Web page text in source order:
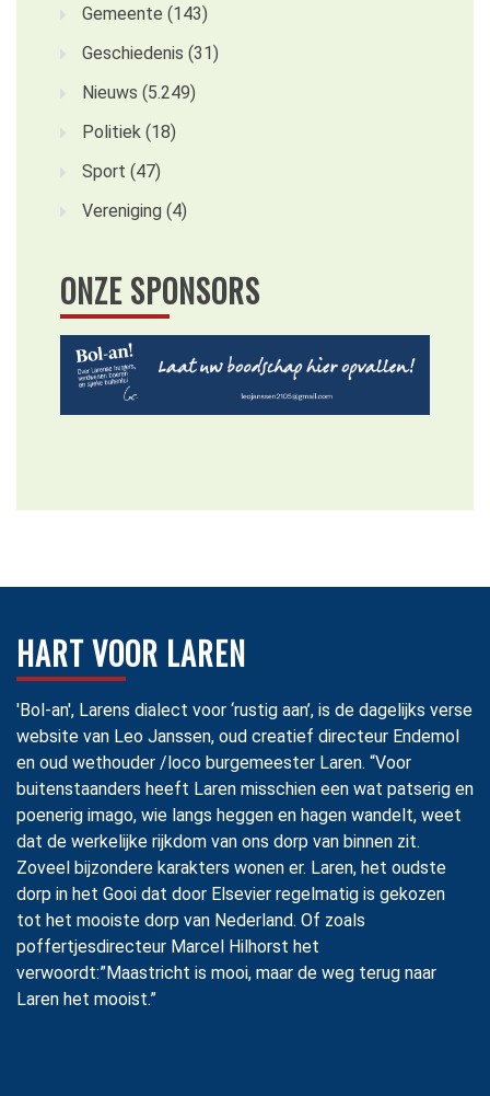
Gemeente (143)
Geschiedenis (31)
Nieuws (5.249)
Politiek (18)
Sport (47)
Vereniging (4)
ONZE SPONSORS
HART VOOR LAREN
'Bol-an', Larens dialect voor ‘rustig aan’, is de dagelijks verse
website van Leo Janssen, oud creatief directeur Endemol
en oud wethouder /loco burgemeester Laren. “Voor
buitenstaanders heeft Laren misschien een wat patserig en
poenerig imago, wie langs heggen en hagen wandelt, weet
dat de werkelijke rijkdom van ons dorp van binnen zit.
Zoveel bijzondere karakters wonen er. Laren, het oudste
dorp in het Gooi dat door Elsevier regelmatig is gekozen
tot het mooiste dorp van Nederland. Of zoals
poffertjesdirecteur Marcel Hilhorst het
verwoordt:”Maastricht is mooi, maar de weg terug naar
Laren het mooist.”